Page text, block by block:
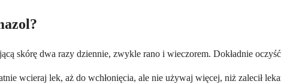
skórę dwa razy dziennie, zwykle rano i wieczorem. Dokładnie
wcieraj lek, aż do wchłonięcia, ale nie używaj więcej, niż zalecił